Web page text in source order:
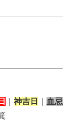
神吉日
血忌